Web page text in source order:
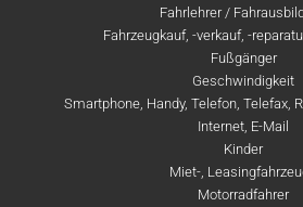
Fahrlehrer /
Fahrzeugkauf, -verkauf, -
Fußgänger
Geschwindigkeit
Smartphone, Handy, Telefon, Telefax,
Internet, E-Mail
Kinder
Miet-,
Motorradfahrer